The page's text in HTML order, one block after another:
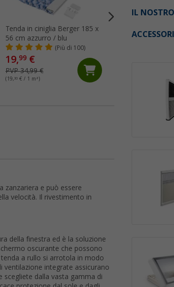
IL
ACCESSORI
Tenda in ciniglia Berger 185 x
56 cm azzurro / blu
(Più di 100)
19,99 €
PVP 34,99 €
(19,30 € / 1 m²)
522 300 ml bianco
zanzariera e può essere
velocità. Il rivestimento in
della finestra ed è la soluzione
oscurante che possono
a rullo si arrotola in modo
ventilazione integrate assicurano
scegliete dalla vasta gamma di